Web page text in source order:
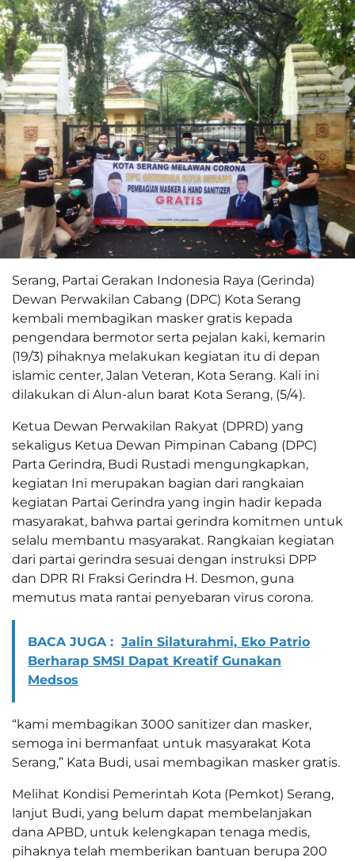
Serang, Partai Gerakan Indonesia Raya (Gerinda)
Dewan Perwakilan Cabang (DPC) Kota Serang
kembali membagikan masker gratis kepada
pengendara bermotor serta pejalan kaki, kemarin
(19/3) pihaknya melakukan kegiatan itu di depan
islamic center, Jalan Veteran, Kota Serang. Kali ini
dilakukan di Alun-alun barat Kota Serang, (5/4).
Ketua Dewan Perwakilan Rakyat (DPRD) yang
sekaligus Ketua Dewan Pimpinan Cabang (DPC)
Parta Gerindra, Budi Rustadi mengungkapkan,
kegiatan Ini merupakan bagian dari rangkaian
kegiatan Partai Gerindra yang ingin hadir kepada
masyarakat, bahwa partai gerindra komitmen untuk
selalu membantu masyarakat. Rangkaian kegiatan
dari partai gerindra sesuai dengan instruksi DPP
dan DPR RI Fraksi Gerindra H. Desmon, guna
memutus mata rantai penyebaran virus corona.
BACA JUGA : Jalin Silaturahmi, Eko Patrio
Berharap SMSI Dapat Kreatif Gunakan
Medsos
“kami membagikan 3000 sanitizer dan masker,
semoga ini bermanfaat untuk masyarakat Kota
Serang,” Kata Budi, usai membagikan masker gratis.
Melihat Kondisi Pemerintah Kota (Pemkot) Serang,
lanjut Budi, yang belum dapat membelanjakan
dana APBD, untuk kelengkapan tenaga medis,
pihaknya telah memberikan bantuan berupa 200